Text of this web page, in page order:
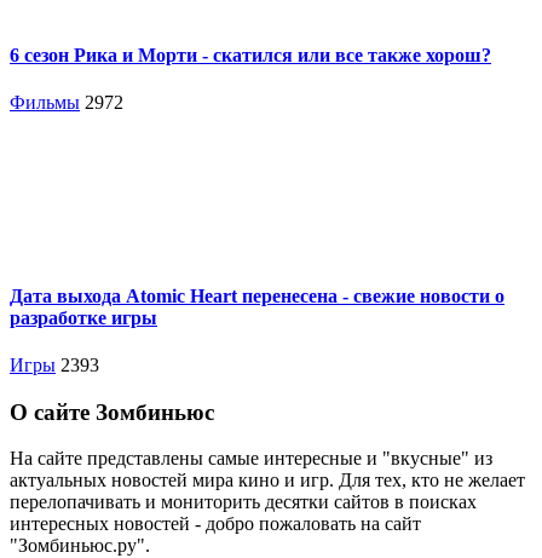
6 сезон Рика и Морти - скатился или все также хорош?
Фильмы 2972
Дата выхода Atomic Heart перенесена - свежие новости о
разработке игры
Игры 2393
О сайте Зомбиньюс
На сайте представлены самые интересные и "вкусные" из
актуальных новостей мира кино и игр. Для тех, кто не желает
перелопачивать и мониторить десятки сайтов в поисках
интересных новостей - добро пожаловать на сайт
"Зомбиньюс.ру".